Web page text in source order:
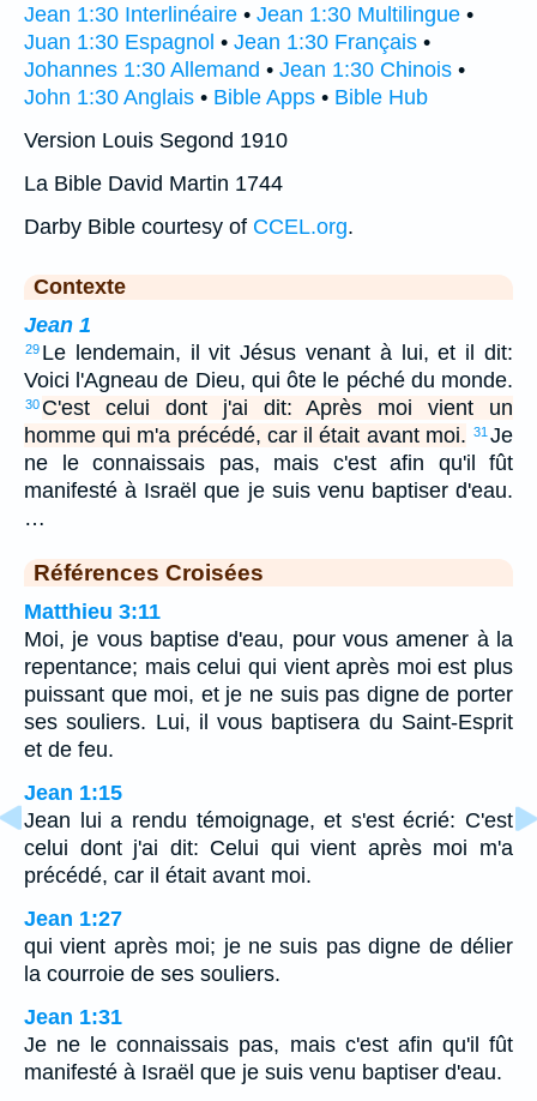
Jean 1:30 Interlinéaire • Jean 1:30 Multilingue •
Juan 1:30 Espagnol • Jean 1:30 Français •
Johannes 1:30 Allemand • Jean 1:30 Chinois •
John 1:30 Anglais • Bible Apps • Bible Hub
Version Louis Segond 1910
La Bible David Martin 1744
Darby Bible courtesy of CCEL.org.
Contexte
Jean 1
29 Le lendemain, il vit Jésus venant à lui, et il dit:
Voici l'Agneau de Dieu, qui ôte le péché du monde.
30 C'est celui dont j'ai dit: Après moi vient un
homme qui m'a précédé, car il était avant moi. 31 Je
ne le connaissais pas, mais c'est afin qu'il fût
manifesté à Israël que je suis venu baptiser d'eau.
…
Références Croisées
Matthieu 3:11
Moi, je vous baptise d'eau, pour vous amener à la
repentance; mais celui qui vient après moi est plus
puissant que moi, et je ne suis pas digne de porter
ses souliers. Lui, il vous baptisera du Saint-Esprit
et de feu.
Jean 1:15
Jean lui a rendu témoignage, et s'est écrié: C'est
celui dont j'ai dit: Celui qui vient après moi m'a
précédé, car il était avant moi.
Jean 1:27
qui vient après moi; je ne suis pas digne de délier
la courroie de ses souliers.
Jean 1:31
Je ne le connaissais pas, mais c'est afin qu'il fût
manifesté à Israël que je suis venu baptiser d'eau.